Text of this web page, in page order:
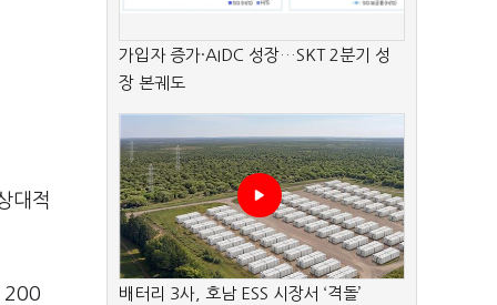
대적
200
가입자 증가·AIDC 성장…SKT 2분기 성
장 본궤도
배터리 3사, 호남 ESS 시장서 ‘격돌’